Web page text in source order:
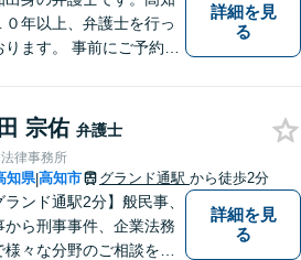
０年以上、弁護士を行っ
ります。 事前にご予約を
詳細を見
る
宗佑 弁護士
律事務所
知県|高知市 グランド通駅 から徒歩2分
ランド通駅2分】般民事、
から刑事事件、企業法務
様々な分野のご相談を受
詳細を見
る